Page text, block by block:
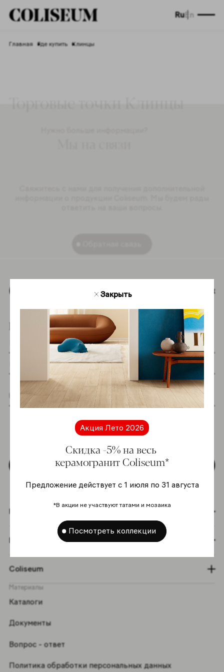
RuEn
Главная Где купить Клинцы
Закрыть
Акция Лето 2026
Скидка -5% на весь
керамогранит Coliseum*
Предложение действует с 1 июля по 31 августа
*В акции не участвуют татами и мозаика
Посмотреть коллекции
Наверх
Подпишитесь на новостную рассылку
Я даю согласие на хранение и обработку
моих персональных данных согласно
Политике в отношении обработки
Подписаться
Коллекции
Графический эффект
Coliseum
Материалы
Каталоги
Документы
Вопрос - ответ
Политика обработки персональных данных